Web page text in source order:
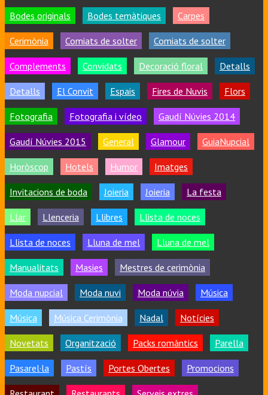
Bodes originals Bodes temàtiques Carpes
Cerimònia Comiats de solter Comiats de solter
Complements Convidats Decoració floral Detalls
Detalls El Convit Espais Fires de Nuvis Flors
Fotografia Fotografia i vídeo Gaudí Núvies 2014
Gaudí Núvies 2015 General Glamour GuiaNupcial
Horòscop Hotels Humor Imatges
Invitacions de boda Joieria Joieria La festa
Llar Llenceria Llibres Llista de noces
Llista de noces Lluna de mel Lluna de mel
Manualitats Masies Mestres de cerimònia
Moda nupcial Moda nuvi Moda núvia Música
Música Música Cerimònia Nadal Notícies
Novetats Organització Packs romàntics Parella
Pasarel·la Pastís Portes Obertes Promocions